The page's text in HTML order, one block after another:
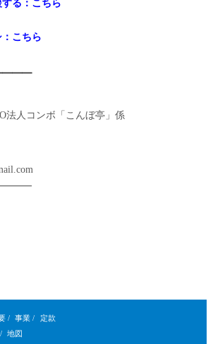
る：こちら
こちら
法人コンボ「こんぼ亭」係
事業 定款
地図